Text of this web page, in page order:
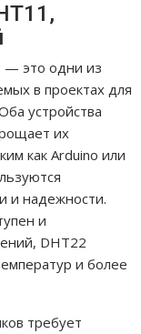
— это одни из
в проектах для
устройства
их
как Arduino или
и надежности.
и
DHT22
и более
требует